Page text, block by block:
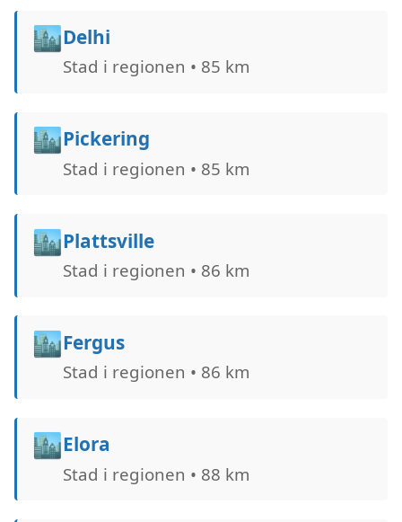
🏙️Delhi
Stad i regionen • 85 km
🏙️Pickering
Stad i regionen • 85 km
🏙️Plattsville
Stad i regionen • 86 km
🏙️Fergus
Stad i regionen • 86 km
🏙️Elora
Stad i regionen • 88 km